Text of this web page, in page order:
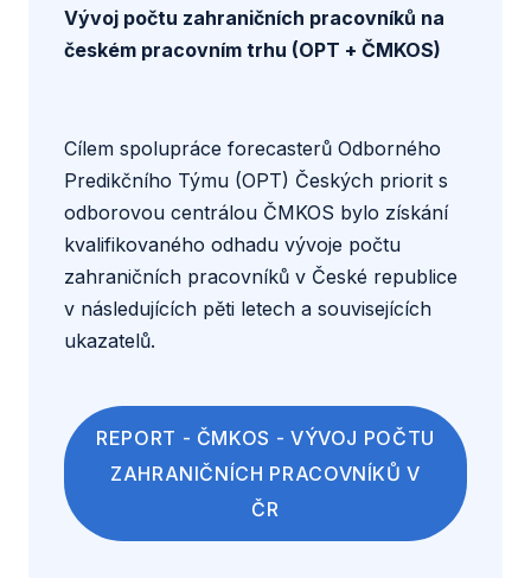
Vývoj počtu zahraničních pracovníků na
českém pracovním trhu (OPT + ČMKOS)
Cílem spolupráce forecasterů Odborného
Predikčního Týmu (OPT) Českých priorit s
odborovou centrálou ČMKOS bylo získání
kvalifikovaného odhadu vývoje počtu
zahraničních pracovníků v České republice
v následujících pěti letech a souvisejících
ukazatelů.
REPORT - ČMKOS - VÝVOJ POČTU
ZAHRANIČNÍCH PRACOVNÍKŮ V
ČR